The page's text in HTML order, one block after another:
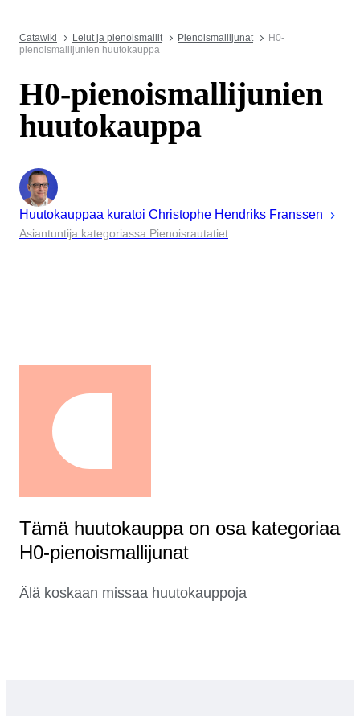
Catawiki Lelut ja pienoismallit Pienoismallijunat
H0-
pienoismallijunien huutokauppa
H0-pienoismallijunien
huutokauppa
Huutokauppaa kuratoi Christophe Hendriks Franssen
Asiantuntija kategoriassa Pienoisrautatiet
Tämä huutokauppa on osa kategoriaa
H0-pienoismallijunat
Älä koskaan missaa huutokauppoja